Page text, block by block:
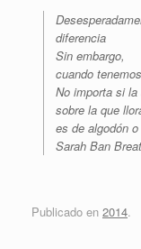
diferencia
Sin embargo,
cuando
No importa si la
sobre la que
es de algodón
Sarah Ban
Publicado en 2014.